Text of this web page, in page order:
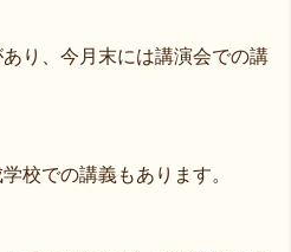
り、今月末には講演会での講
校での講義もあります。